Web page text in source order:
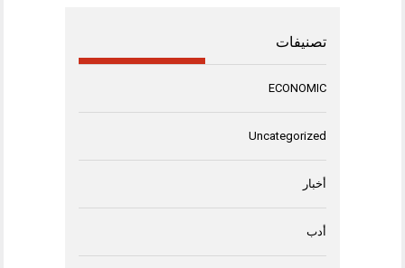
تصنيفات
ECONOMIC
Uncategorized
أخبار
أدب